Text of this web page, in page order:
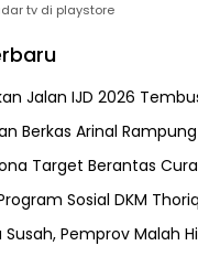
tv di playstore
Jalan IJD 2026
Berkas Arinal
Target Berantas
Sosial DKM
Pemprov Malah